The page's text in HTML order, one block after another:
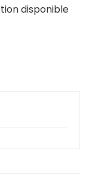
disponible